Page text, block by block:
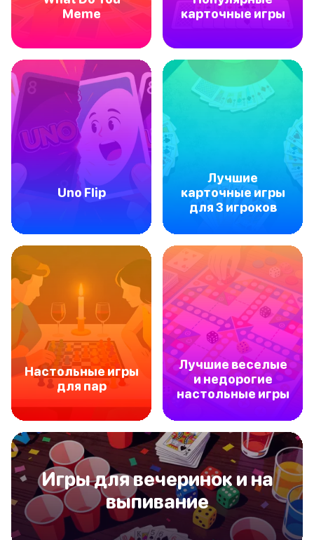
Meme
карточные игры
Uno Flip
Лучшие
карточные игры
для 3 игроков
Настольные игры
для пар
Лучшие веселые
и недорогие
настольные игры
Игры для вечеринок и на
выпивание